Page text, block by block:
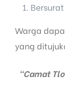
Warga
yang
"Camat